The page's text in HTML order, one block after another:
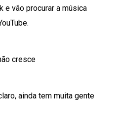
e vão procurar a música
cresce
ainda tem muita gente